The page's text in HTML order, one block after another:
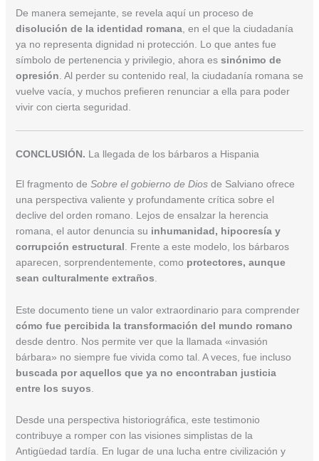
De manera semejante, se revela aquí un proceso de
disolución de la identidad romana, en el que la ciudadanía
ya no representa dignidad ni protección. Lo que antes fue
símbolo de pertenencia y privilegio, ahora es sinónimo de
opresión . Al perder su contenido real, la ciudadanía romana se
vuelve vacía, y muchos prefieren renunciar a ella para poder
vivir con cierta seguridad.
CONCLUSIÓN. La llegada de los bárbaros a Hispania
El fragmento de Sobre el gobierno de Diosde Salviano ofrece
una perspectiva valiente y profundamente crítica sobre el
declive del orden romano. Lejos de ensalzar la herencia
romana, el autor denuncia su inhumanidad, hipocresía y
corrupción estructural. Frente a este modelo, los bárbaros
aparecen, sorprendentemente, como protectores, aunque
sean culturalmente extraños.
Este documento tiene un valor extraordinario para comprender
cómo fue percibida la transformación del mundo romano
desde dentro. Nos permite ver que la llamada «invasión
bárbara» no siempre fue vivida como tal. A veces, fue incluso
buscada por aquellos que ya no encontraban justicia
entre los suyos
Desde una perspectiva historiográfica, este testimonio
contribuye a romper con las visiones simplistas de la
Antigüedad tardía. En lugar de una lucha entre civilización y